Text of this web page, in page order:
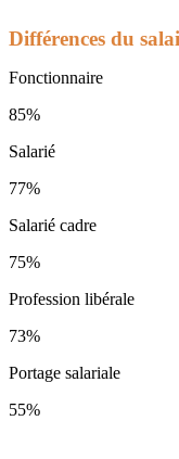
Différences du
Fonctionnaire
85%
Salarié
77%
Salarié cadre
75%
Profession libérale
73%
Portage salariale
55%